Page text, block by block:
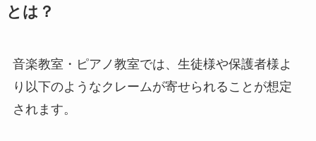
とは？
音楽教室・ピアノ教室では、生徒様や保護者様よ
り以下のようなクレームが寄せられることが想定
されます。